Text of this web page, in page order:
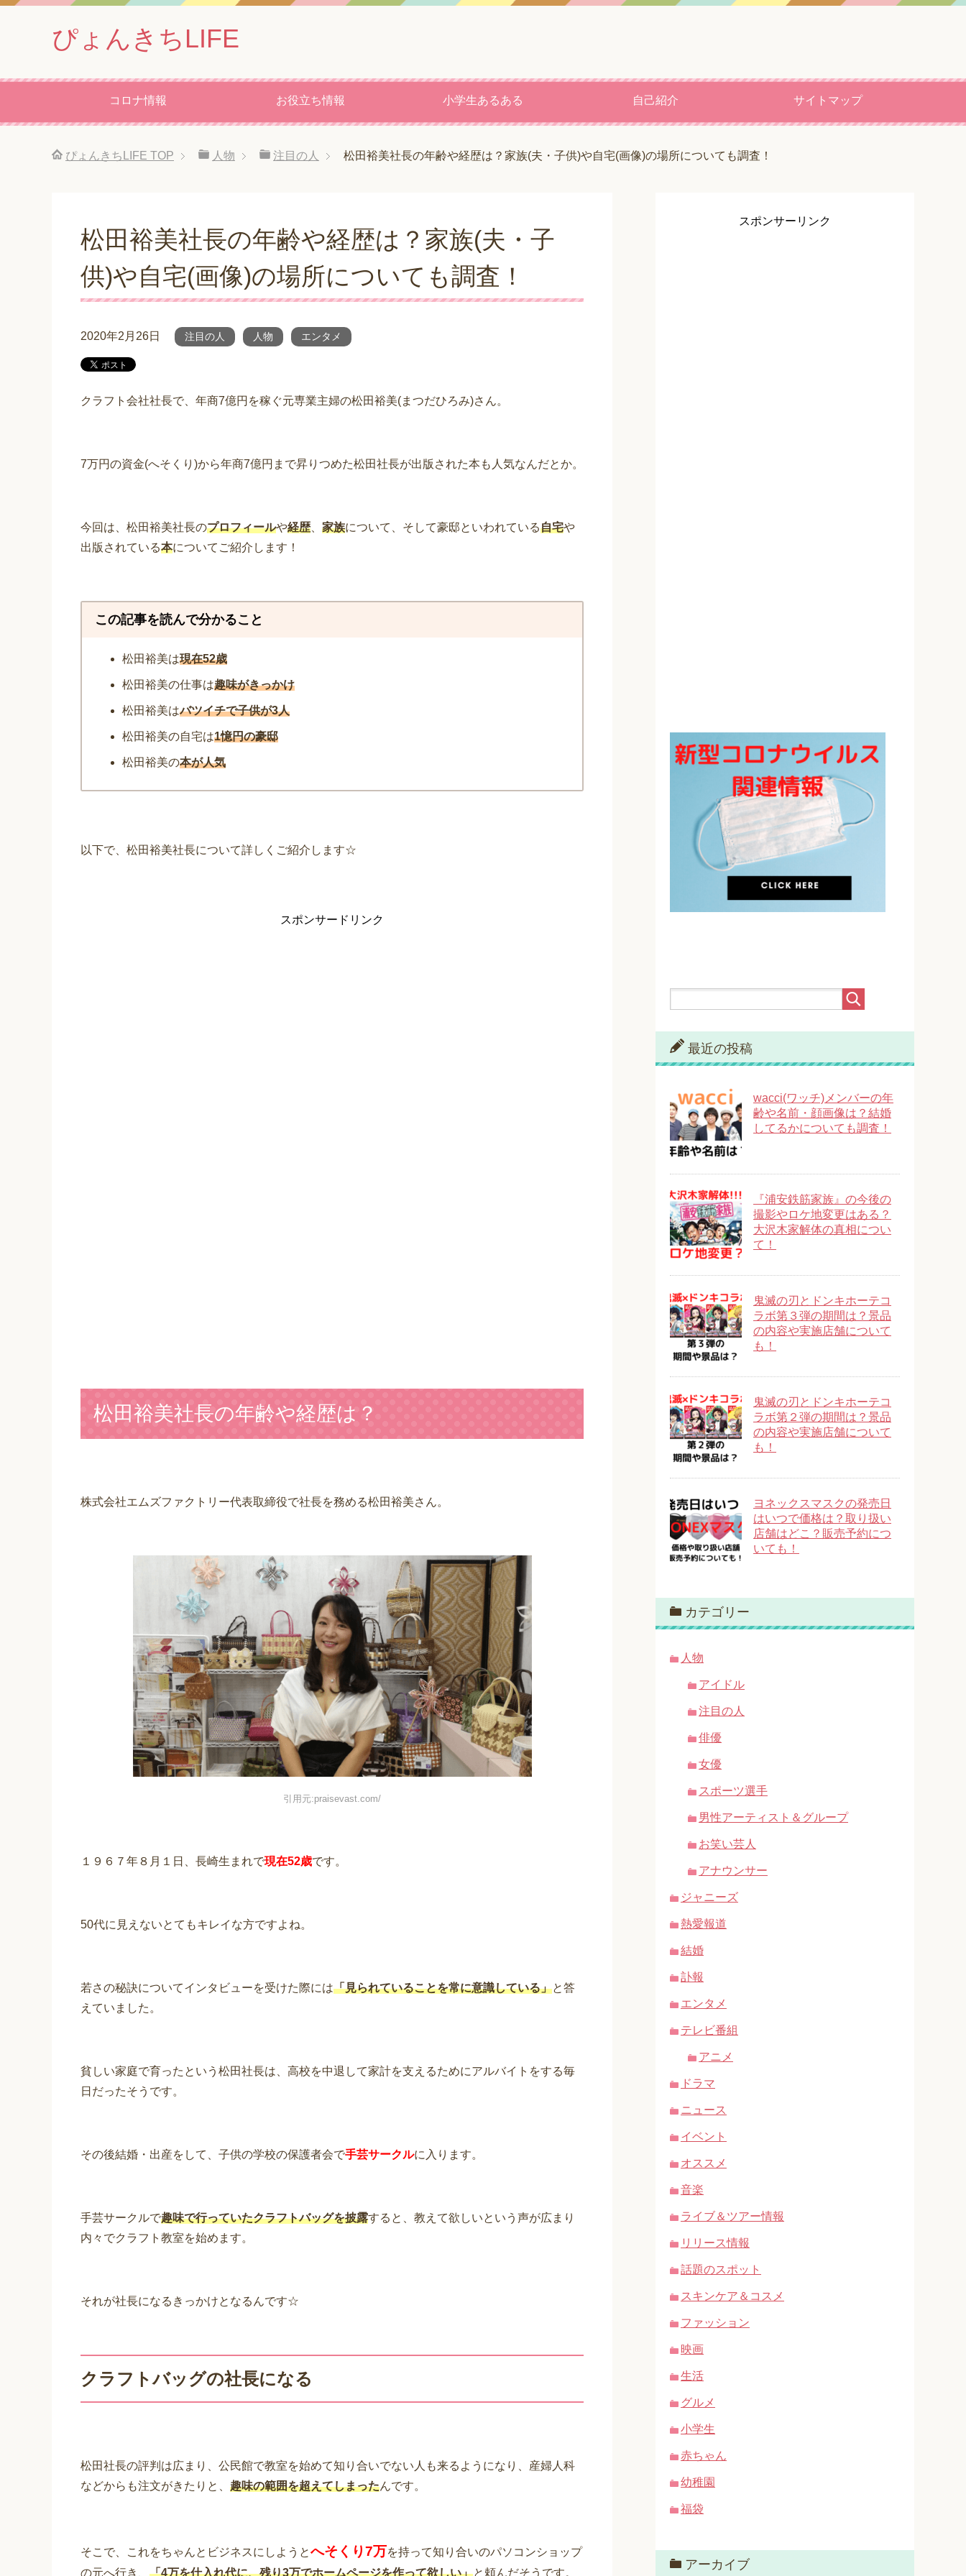
ぴょんきちLIFE
コロナ情報 お役立ち情報 小学生あるある 自己紹介 サイトマップ
ぴょんきちLIFE TOP 人物 注目の人 松田裕美社長の年齢や経歴は？家族(夫・子供)や自宅(画像)の場所についても調査！
松田裕美社長の年齢や経歴は？家族(夫・子
供)や自宅(画像)の場所についても調査！
2020年2月26日 注目の人 人物 エンタメ
クラフト会社社長で、年商7億円を稼ぐ元専業主婦の松田裕美(まつだひろみ)さん。
7万円の資金(へそくり)から年商7億円まで昇りつめた松田社長が出版された本も人気なんだとか。
今回は、松田裕美社長のプロフィールや経歴、 家族について、そして豪邸といわれている自宅や
出版されている本についてご紹介します！
この記事を読んで分かること
松田裕美は現在52歳
松田裕美の仕事は趣味がきっかけ
松田裕美はバツイチで子供が3人
松田裕美の自宅は1憶円の豪邸
松田裕美の本が人気
以下で、松田裕美社長について詳しくご紹介します☆
スポンサードリンク
松田裕美社長の年齢や経歴は？
株式会社エムズファクトリー代表取締役で社長を務める松田裕美さん。
引用元:praisevast.com/
１９６７年８月１日、長崎生まれで現在52歳です。
50代に見えないとてもキレイな方ですよね。
若さの秘訣についてインタビューを受けた際には「見られていることを常に意識している」と答
えていました。
貧しい家庭で育ったという松田社長は、高校を中退して家計を支えるためにアルバイトをする毎
日だったそうです。
その後結婚・出産をして、子供の学校の保護者会で手芸サークルに入ります。
手芸サークルで趣味で行っていたクラフトバッグを披露すると、教えて欲しいという声が広まり
内々でクラフト教室を始めます。
それが社長になるきっかけとなるんです☆
クラフトバッグの社長になる
松田社長の評判は広まり、公民館で教室を始めて知り合いでない人も来るようになり、産婦人科
などからも注文がきたりと、 趣味の範囲を超えてしまったんです。
そこで、これをちゃんとビジネスにしようとへそくり7万を持って知り合いのパソコンショップ
の元へ行き、 「4万を仕入れ代に、残り3万でホームページを作って欲しい」と頼んだそうです。
スポンサーリンク
最近の投稿
wacci(ワッチ)メンバーの年
齢や名前・顔画像は？結婚
してるかについても調査！
『浦安鉄筋家族』の今後の
撮影やロケ地変更はある？
大沢木家解体の真相につい
て！
鬼滅の刃とドンキホーテコ
ラボ第３弾の期間は？景品
の内容や実施店舗について
も！
鬼滅の刃とドンキホーテコ
ラボ第２弾の期間は？景品
の内容や実施店舗について
も！
ヨネックスマスクの発売日
はいつで価格は？取り扱い
店舗はどこ？販売予約につ
いても！
カテゴリー
人物
アイドル
注目の人
俳優
女優
スポーツ選手
男性アーティスト＆グループ
お笑い芸人
アナウンサー
ジャニーズ
熱愛報道
結婚
訃報
エンタメ
テレビ番組
アニメ
ドラマ
ニュース
イベント
オススメ
音楽
ライブ＆ツアー情報
リリース情報
話題のスポット
スキンケア＆コスメ
ファッション
映画
生活
グルメ
小学生
赤ちゃん
幼稚園
福袋
アーカイブ